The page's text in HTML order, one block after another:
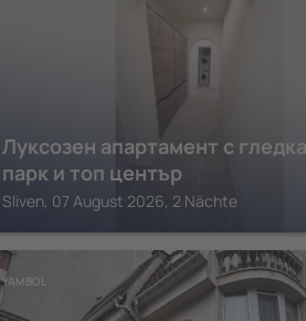
Луксозен апартамент с
парк и топ център
Sliven, 07 August 2026, 2 Nächte
YAMBOL